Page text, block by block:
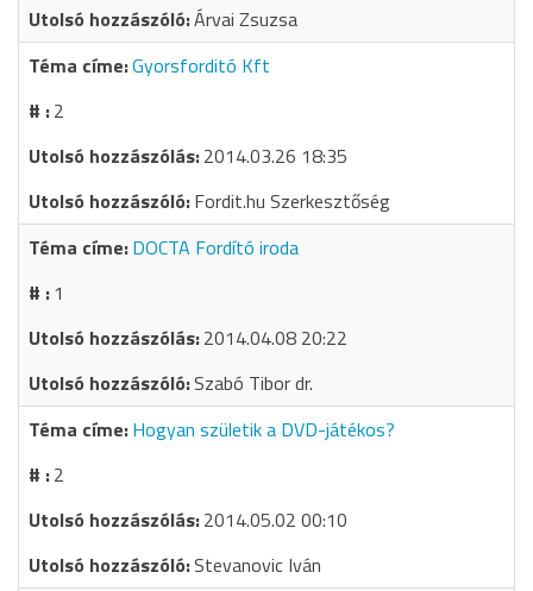
Árvai Zsuzsa
Gyorsforditó Kft
2
2014.03.26 18:35
Fordit.hu Szerkesztőség
DOCTA Fordító iroda
1
2014.04.08 20:22
Szabó Tibor dr.
Hogyan születik a DVD-játékos?
2
2014.05.02 00:10
Stevanovic Iván